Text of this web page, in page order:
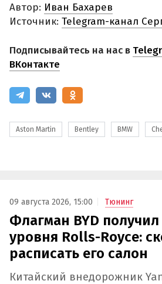
Автор: Иван Бахарев
Источник: Telegram-канал
Подписывайтесь на нас в
ВКонтакте
Aston Martin Bentley BMW
09 августа 2026, 15:00 Тюнинг
Флагман BYD
уровня Rolls-Royce:
расписать его салон
Китайский внедорожник